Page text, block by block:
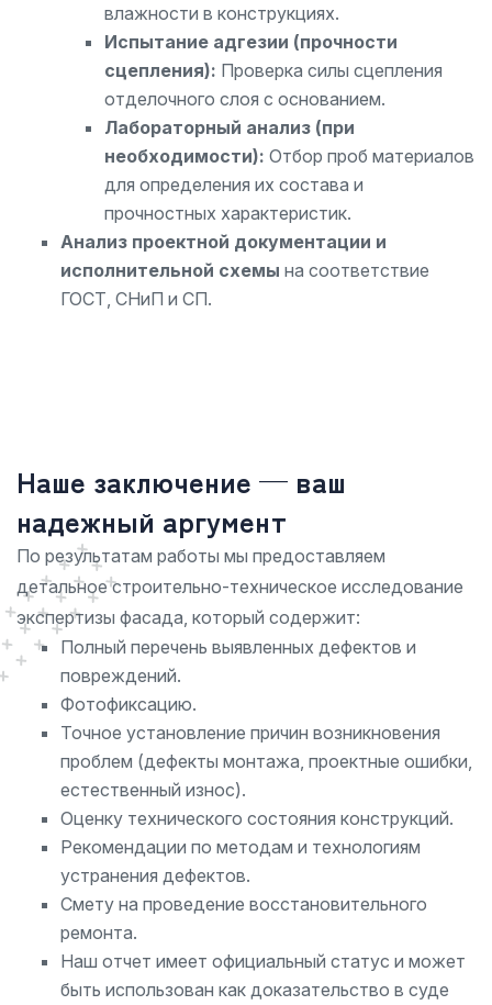
влажности в конструкциях.
Испытание адгезии (прочности
сцепления): Проверка силы сцепления
отделочного слоя с основанием.
Лабораторный анализ (при
необходимости): Отбор проб материалов
для определения их состава и
прочностных характеристик.
Анализ проектной документации и
исполнительной схемы на соответствие
ГОСТ, СНиП и СП.
Наше заключение — ваш
надежный аргумент
По результатам работы мы предоставляем
детальное строительно-техническое исследование
экспертизы фасада, который содержит:
Полный перечень выявленных дефектов и
повреждений.
Фотофиксацию.
Точное установление причин возникновения
проблем (дефекты монтажа, проектные ошибки,
естественный износ).
Оценку технического состояния конструкций.
Рекомендации по методам и технологиям
устранения дефектов.
Смету на проведение восстановительного
ремонта.
Наш отчет имеет официальный статус и может
быть использован как доказательство в суде